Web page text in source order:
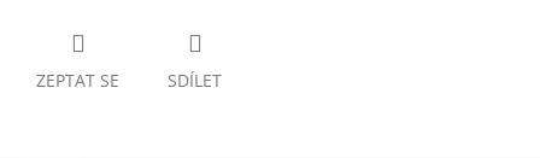
ZEPTAT SE SDÍLET